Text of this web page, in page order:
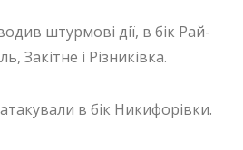
штурмові дії, в бік Рай-
Закітне і Різниківка.
в бік Никифорівки.